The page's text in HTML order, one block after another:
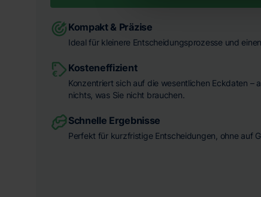
Kompakt & Präzise
Ideal für kleinere Entscheidungsprozesse und
Kosteneffizient
Konzentriert sich auf die wesentlichen Eckdaten –
nichts, was Sie nicht brauchen.
Schnelle Ergebnisse
Perfekt für kurzfristige Entscheidungen, ohne auf